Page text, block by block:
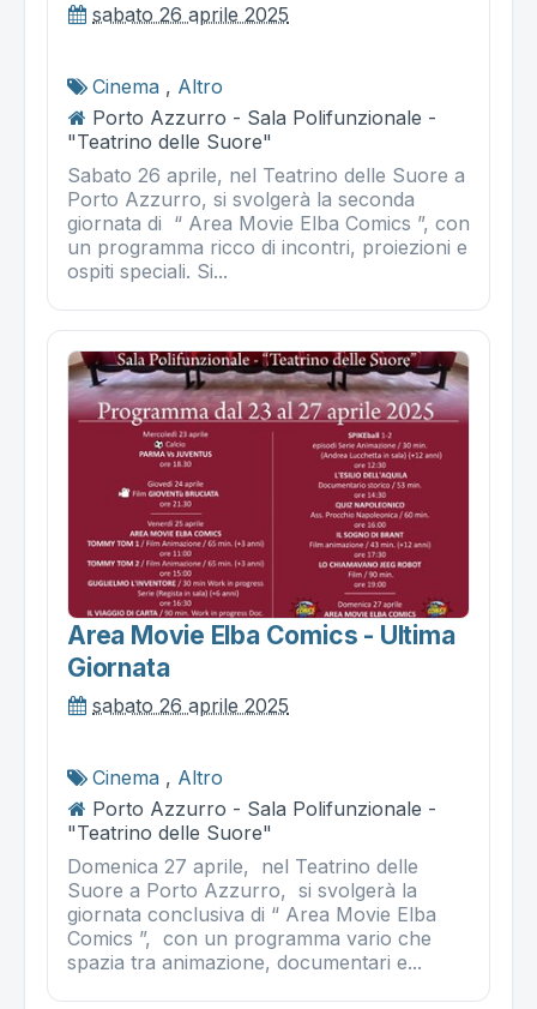
sabato 26 aprile 2025
Cinema , Altro
Porto Azzurro - Sala Polifunzionale -
"Teatrino delle Suore"
Sabato 26 aprile, nel Teatrino delle Suore a
Porto Azzurro, si svolgerà la seconda
giornata di “ Area Movie Elba Comics ”, con
un programma ricco di incontri, proiezioni e
ospiti speciali. Si...
Area Movie Elba Comics - Ultima
Giornata
sabato 26 aprile 2025
Cinema , Altro
Porto Azzurro - Sala Polifunzionale -
"Teatrino delle Suore"
Domenica 27 aprile, nel Teatrino delle
Suore a Porto Azzurro, si svolgerà la
giornata conclusiva di “ Area Movie Elba
Comics ”, con un programma vario che
spazia tra animazione, documentari e...